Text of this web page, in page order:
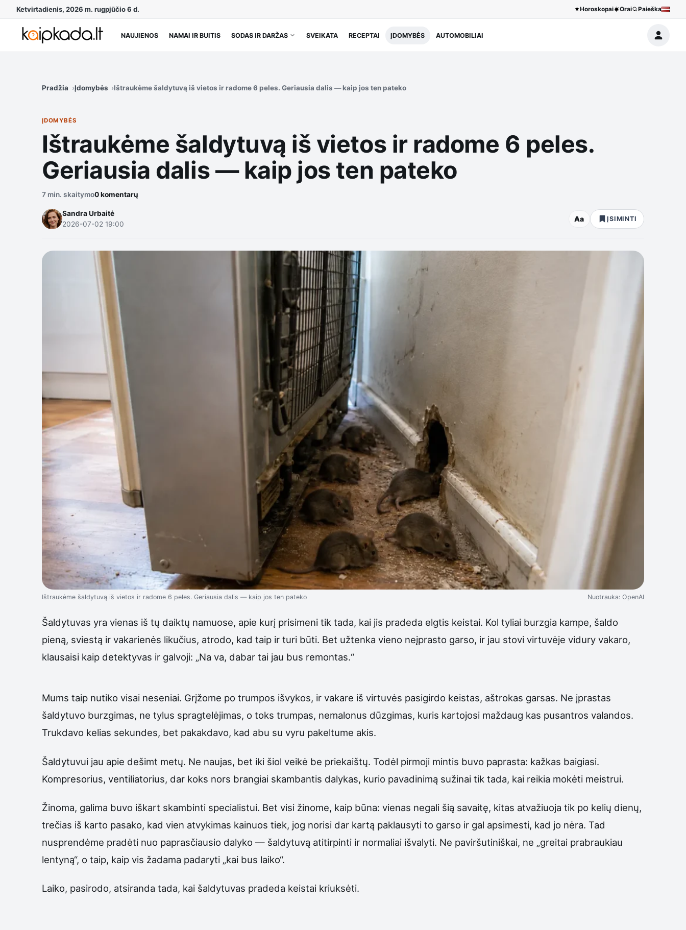
Ketvirtadienis, 2026 m. rugpjūčio 6 d. Horoskopai Orai Paieška
NAUJIENOS NAMAI IR BUITIS SODAS IR DARŽAS SVEIKATA RECEPTAI ĮDOMYBĖS AUTOMOBILIAI
Pradžia Įdomybės Ištraukėme šaldytuvą iš vietos ir radome 6 peles. Geriausia dalis — kaip jos ten pateko
ĮDOMYBĖS
Ištraukėme šaldytuvą iš vietos ir radome 6 peles.
Geriausia dalis — kaip jos ten pateko
7 min. skaitymo0 komentarų
Sandra Urbaitė
2026-07-02 19:00
Aa ĮSIMINTI
Ištraukėme šaldytuvą iš vietos ir radome 6 peles. Geriausia dalis — kaip jos ten pateko Nuotrauka: OpenAI
Šaldytuvas yra vienas iš tų daiktų namuose, apie kurį prisimeni tik tada, kai jis pradeda elgtis keistai. Kol tyliai burzgia kampe, šaldo
pieną, sviestą ir vakarienės likučius, atrodo, kad taip ir turi būti. Bet užtenka vieno neįprasto garso, ir jau stovi virtuvėje vidury vakaro,
klausaisi kaip detektyvas ir galvoji: „Na va, dabar tai jau bus remontas.“
Mums taip nutiko visai neseniai. Grįžome po trumpos išvykos, ir vakare iš virtuvės pasigirdo keistas, aštrokas garsas. Ne įprastas
šaldytuvo burzgimas, ne tylus spragtelėjimas, o toks trumpas, nemalonus dūzgimas, kuris kartojosi maždaug kas pusantros valandos.
Trukdavo kelias sekundes, bet pakakdavo, kad abu su vyru pakeltume akis.
Šaldytuvui jau apie dešimt metų. Ne naujas, bet iki šiol veikė be priekaištų. Todėl pirmoji mintis buvo paprasta: kažkas baigiasi.
Kompresorius, ventiliatorius, dar koks nors brangiai skambantis dalykas, kurio pavadinimą sužinai tik tada, kai reikia mokėti meistrui.
Žinoma, galima buvo iškart skambinti specialistui. Bet visi žinome, kaip būna: vienas negali šią savaitę, kitas atvažiuoja tik po kelių dienų,
trečias iš karto pasako, kad vien atvykimas kainuos tiek, jog norisi dar kartą paklausyti to garso ir gal apsimesti, kad jo nėra. Tad
nusprendėme pradėti nuo paprasčiausio dalyko — šaldytuvą atitirpinti ir normaliai išvalyti. Ne paviršutiniškai, ne „greitai prabraukiau
lentyną“, o taip, kaip vis žadama padaryti „kai bus laiko“.
Laiko, pasirodo, atsiranda tada, kai šaldytuvas pradeda keistai kriuksėti.